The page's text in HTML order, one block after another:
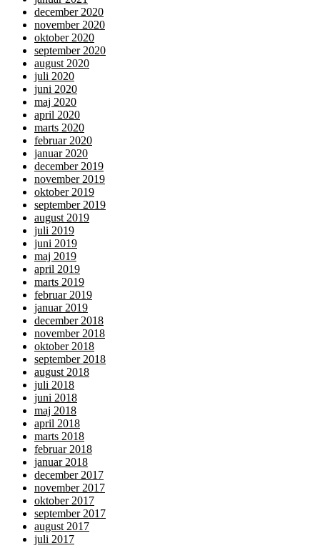
december 2020
november 2020
oktober 2020
september 2020
august 2020
juli 2020
juni 2020
maj 2020
april 2020
marts 2020
februar 2020
januar 2020
december 2019
november 2019
oktober 2019
september 2019
august 2019
juli 2019
juni 2019
maj 2019
april 2019
marts 2019
februar 2019
januar 2019
december 2018
november 2018
oktober 2018
september 2018
august 2018
juli 2018
juni 2018
maj 2018
april 2018
marts 2018
februar 2018
januar 2018
december 2017
november 2017
oktober 2017
september 2017
august 2017
juli 2017